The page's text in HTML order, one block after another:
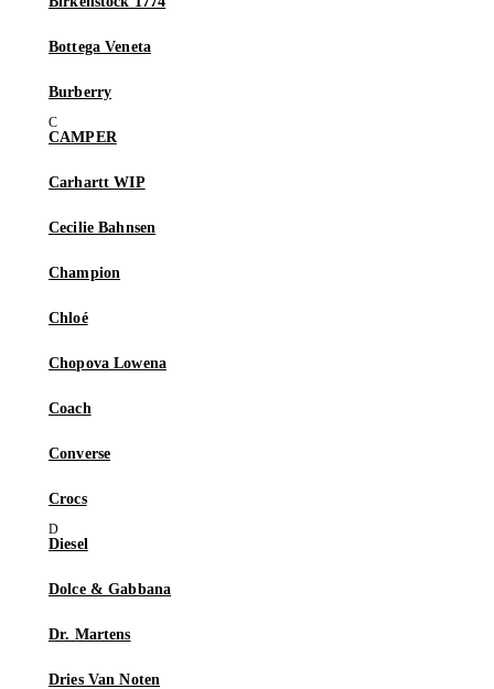
Bottega Veneta
Burberry
CAMPER
Carhartt WIP
Cecilie Bahnsen
Champion
Chloé
Chopova Lowena
Coach
Converse
Crocs
Diesel
Dolce & Gabbana
Dr. Martens
Dries Van Noten